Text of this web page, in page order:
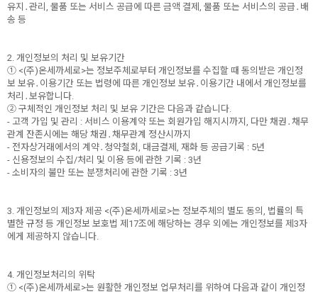
유지․관리, 물품 또는 서비스 공급에 따른 금액 결제, 물품 또는 서비스의 공급․배
송 등
2. 개인정보의 처리 및 보유기간
① <(주)온세까세로>는 정보주체로부터 개인정보를 수집할 때 동의받은 개인정
보 보유․이용기간 또는 법령에 따른 개인정보 보유․이용기간 내에서 개인정보를
처리․보유합니다.
② 구체적인 개인정보 처리 및 보유 기간은 다음과 같습니다.
- 고객 가입 및 관리 : 서비스 이용계약 또는 회원가입 해지시까지, 다만 채권․채무
관계 잔존시에는 해당 채권․채무관계 정산시까지
- 전자상거래에서의 계약․청약철회, 대금결제, 재화 등 공급기록 : 5년
- 신용정보의 수집/처리 및 이용 등에 관한 기록 : 3년
- 소비자의 불만 또는 분쟁처리에 관한 기록 : 3년
3. 개인정보의 제3자 제공 <(주)온세까세로>는 정보주체의 별도 동의, 법률의 특
별한 규정 등 개인정보 보호법 제17조에 해당하는 경우 외에는 개인정보를 제3자
에게 제공하지 않습니다.
4. 개인정보처리의 위탁
① <(주)온세까세로>는 원활한 개인정보 업무처리를 위하여 다음과 같이 개인정